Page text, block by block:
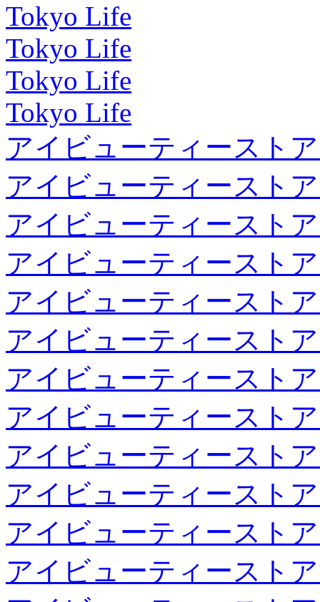
Tokyo Life
Tokyo Life
Tokyo Life
Tokyo Life
アイビューティースト
アイビューティースト
アイビューティースト
アイビューティースト
アイビューティースト
アイビューティースト
アイビューティースト
アイビューティースト
アイビューティースト
アイビューティースト
アイビューティースト
アイビューティースト